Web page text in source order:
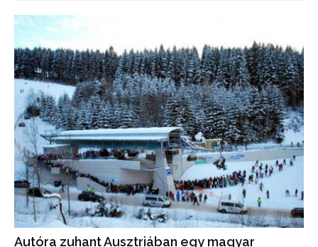
Autóra zuhant Ausztriában egy magyar